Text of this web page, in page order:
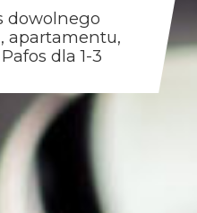
dowolnego
apartamentu,
dla 1-3